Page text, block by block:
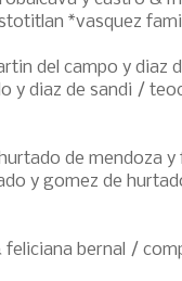
*vasquez
del campo y diaz
y diaz de sandi /
de mendoza
y gomez de
feliciana bernal /